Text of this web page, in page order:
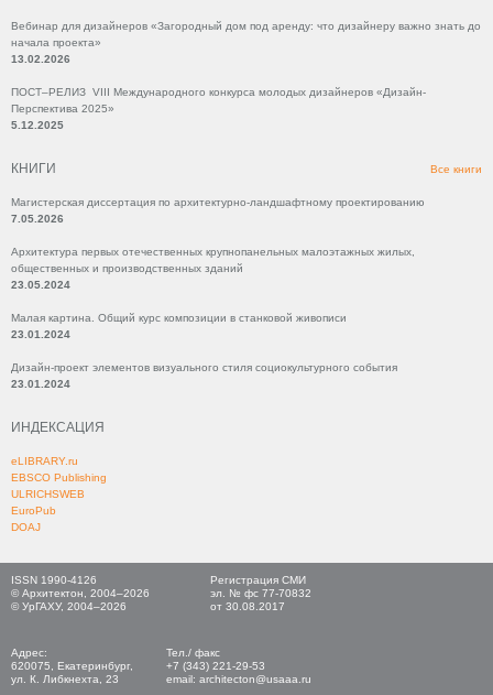
Вебинар для дизайнеров «Загородный дом под аренду: что дизайнеру важно знать до
начала проекта»
13.02.2026
ПОСТ–РЕЛИЗ VIII Международного конкурса молодых дизайнеров «Дизайн-
Перспектива 2025»
5.12.2025
КНИГИ Все книги
Магистерская диссертация по архитектурно-ландшафтному проектированию
7.05.2026
Архитектура первых отечественных крупнопанельных малоэтажных жилых,
общественных и производственных зданий
23.05.2024
Малая картина. Общий курс композиции в станковой живописи
23.01.2024
Дизайн-проект элементов визуального стиля социокультурного события
23.01.2024
ИНДЕКСАЦИЯ
eLIBRARY.ru
EBSCO Publishing
ULRICHSWEB
EuroPub
DOAJ
ISSN 1990-4126
© Архитектон, 2004–2026
© УрГАХУ, 2004–2026
Регистрация СМИ
эл. № фс 77-70832
от 30.08.2017
Адрес:
620075, Екатеринбург,
ул. К. Либкнехта, 23
Тел./ факс
+7 (343) 221-29-53
email: architecton@usaaa.ru